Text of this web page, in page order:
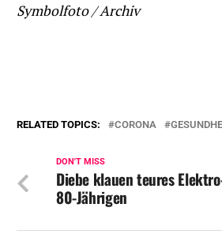
Symbolfoto / Archiv
RELATED TOPICS: CORONA
DON'T MISS
Diebe klauen teures
80-Jährigen